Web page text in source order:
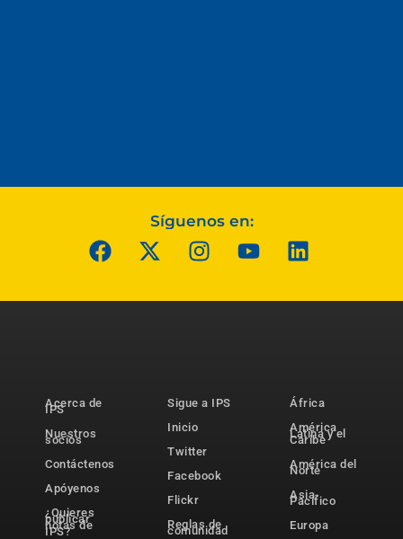
Síguenos en:
Acerca de
IPS
Nuestros
socios
Contáctenos
Apóyenos
¿Quieres
publicar
notas de
IPS?
Sigue a IPS
Inicio
Twitter
Facebook
Flickr
Reglas de
comunidad
África
América
Latina y el
Caribe
América del
Norte
Asia-
Pacífico
Europa